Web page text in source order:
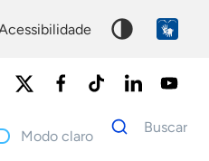
acessibilidade
Modo claro
Dados
para
Buscar